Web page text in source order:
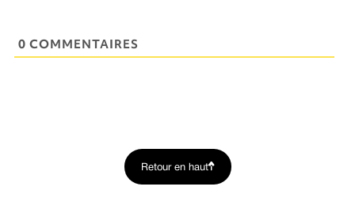
0 COMMENTAIRES
Retour en haut